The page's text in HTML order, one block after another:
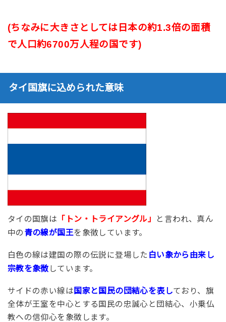
(ちなみに大きさとしては日本の約1.3倍の面積
で人口約6700万人程の国です)
タイ国旗に込められた意味
タイの国旗は 「トン・トライアングル」
と言われ、真ん
中の 青の線が国王を象徴しています。
白色の線は建国の際の伝説に登場した 白い象から由来し
宗教を象徴 しています。
サイドの赤い線は 国家と国民の団結心を表しており、旗
全体が王室を中心とする国民の忠誠心と団結心、小乗仏
教への信仰心を象徴します。